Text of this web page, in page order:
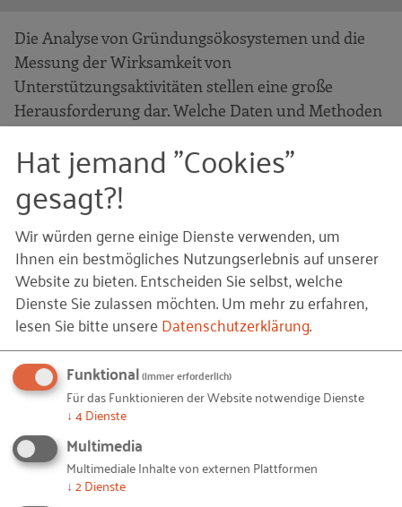
Die Analyse von Gründungsökosystemen und die
Messung der Wirksamkeit von
Unterstützungsaktivitäten stellen eine große
Herausforderung dar. Welche Daten und Methoden
Fördermaßnahmen tatsächlich abbilden?
Hierüber sprechen wir in unserem einstündigem
„Gründungsökosysteme gestalten“ am24. Oktober
von 14 bis 15 Uhr.
Unsere Experten sind diesmal:
Jan-Frederik Thurmann
und
Guido Zinke
vom Institut für Innovation und
Technik (iit) (VDI/VDE Innovation + Technik
GmbH)
Hat jemand "Cookies"
gesagt?!
Wir würden gerne einige Dienste verwenden, um
Ihnen ein bestmögliches Nutzungserlebnis auf unserer
Website zu bieten. Entscheiden Sie selbst, welche
Dienste Sie zulassen möchten.Um mehr zu erfahren,
lesen Sie bitte unsereDatenschutzerklärung.
Funktional(immer erforderlich)
Für das Funktionieren der Website notwendige Dienste
↓ 4Dienste
Multimedia
Multimediale Inhalte von externen Plattformen
↓ 2Dienste